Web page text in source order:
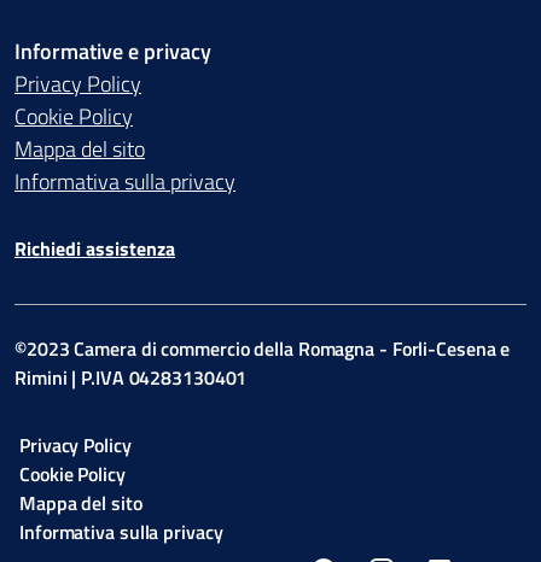
Informative e privacy
Privacy Policy
Cookie Policy
Mappa del sito
Informativa sulla privacy
Richiedi assistenza
©2023 Camera di commercio della Romagna - Forli-Cesena e
Rimini | P.IVA 04283130401
Privacy Policy
Cookie Policy
Mappa del sito
Informativa sulla privacy